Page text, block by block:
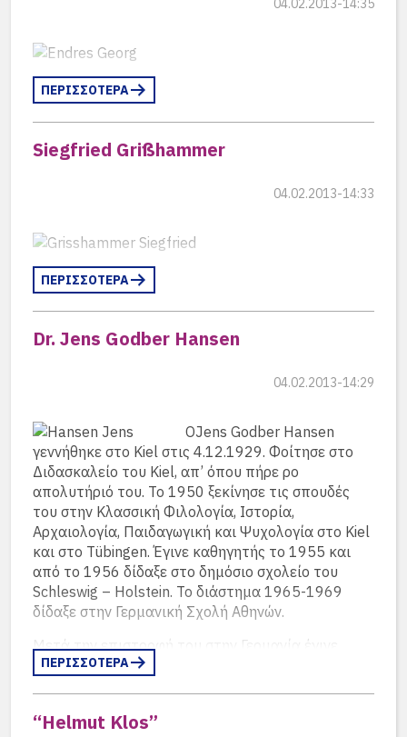
04.02.2013-14:35
ΠΕΡΙΣΣΟΤΕΡΑ
Siegfried Grißhammer
04.02.2013-14:33
ΠΕΡΙΣΣΟΤΕΡΑ
Dr. Jens Godber Hansen
04.02.2013-14:29
ΟJens Godber Hansen
γεννήθηκε στο Kiel στις 4.12.1929. Φοίτησε στο
Διδασκαλείο του Kiel, απ’ όπου πήρε ρο
απολυτήριό του. Το 1950 ξεκίνησε τις σπουδές
του στην Κλασσική Φιλολογία, Ιστορία,
Αρχαιολογία, Παιδαγωγική και Ψυχολογία στο Kiel
και στο Tübingen. Έγινε καθηγητής το 1955 και
από το 1956 δίδαξε στο δημόσιο σχολείο του
Schleswig – Holstein. Το διάστημα 1965-1969
δίδαξε στην Γερμανική Σχολή Αθηνών.
Μετά την επιστροφή του στην Γερμανία έγινε
υπεύθυνος Καθηγητής Αρχαίων Γλωσσών στο
Διευθυντής στο Ricarda-Huch-Schule στο Kiel. Από
ΠΕΡΙΣΣΟΤΕΡΑ
“Helmut Klos”